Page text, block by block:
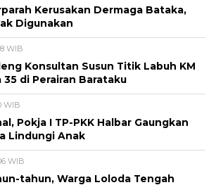
Kerusakan Dermaga Bataka,
Digunakan
WIB
Konsultan Susun Titik Labuh KM
35 di Perairan Barataku
WIB
Pokja I TP-PKK Halbar Gaungkan
Lindungi Anak
WIB
tahun, Warga Loloda Tengah